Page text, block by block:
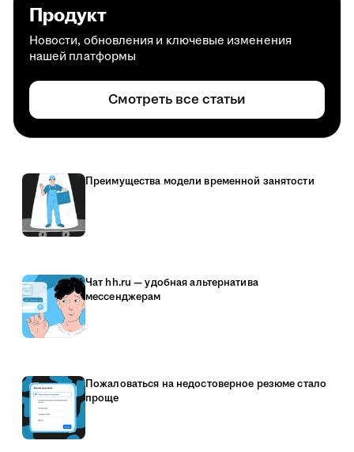
Продукт
Новости, обновления и ключевые изменения
нашей платформы
Смотреть все статьи
Преимущества модели временной занятости
Чат hh.ru — удобная альтернатива
мессенджерам
Пожаловаться на недостоверное резюме стало
проще